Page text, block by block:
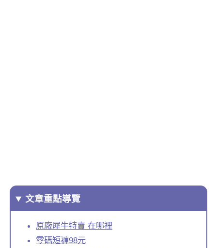
文章重點導覽
原廠犀牛特賣 在哪裡
零碼短褲98元